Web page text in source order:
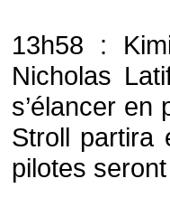
13h58 :
Nicholas
s’élancer en
Stroll partira
pilotes